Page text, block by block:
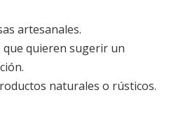
artesanales.
que quieren sugerir un
naturales o rústicos.